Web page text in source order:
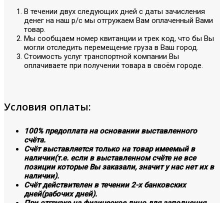
В течении двух следующих дней с даты зачисления
денег на наш р/с мы отгружаем Вам оплаченный Вами
товар.
Мы сообщаем номер квитанции и трек код, что бы Вы
могли отследить перемещение груза в Ваш город.
Стоимость услуг транспортной компании Вы
оплачиваете при получении товара в своём городе.
Условия оплаты:
100% предоплата на основании выставленного
счёта.
Счёт выставляется только на товар имеемый в
наличии(т.е. если в выставленном счёте не все
позиции которые Вы заказали, значит у нас нет их в
наличии).
Счёт действителен в течении 2-х банковских
дней(рабочих дней).